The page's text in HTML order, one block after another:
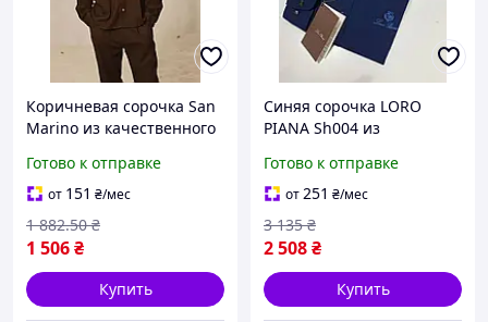
Коричневая сорочка San
Marino из качественного
идеальна для осеннего
сезона
Готово к отправке
от 151 ₴/мес
1 506₴
1 882.50 ₴
Купить
Синяя сорочка LORO
PIANA Sh004 из
с длинным рукавом
идеальна для осени
Готово к отправке
от251 ₴/мес
2 508₴
3 135 ₴
Купить